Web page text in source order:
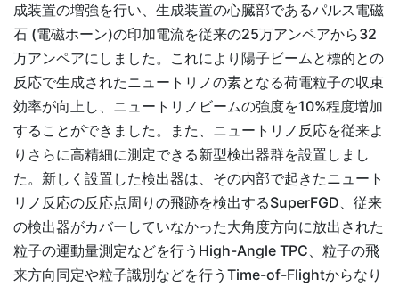
成装置の増強を行い、生成装置の心臓部であるパルス電磁
石 (電磁ホーン)の印加電流を従来の25万アンペアから32
万アンペアにしました。これにより陽子ビームと標的との
反応で生成されたニュートリノの素となる荷電粒子の収束
効率が向上し、ニュートリノビームの強度を10%程度増加
することができました。また、ニュートリノ反応を従来よ
りさらに高精細に測定できる新型検出器群を設置しまし
た。新しく設置した検出器は、その内部で起きたニュート
リノ反応の反応点周りの飛跡を検出するSuperFGD、従来
の検出器がカバーしていなかった大角度方向に放出された
粒子の運動量測定などを行うHigh-Angle TPC、粒子の飛
来方向同定や粒子識別などを行うTime-of-Flightからなり